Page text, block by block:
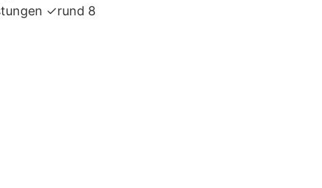
✓rund 8